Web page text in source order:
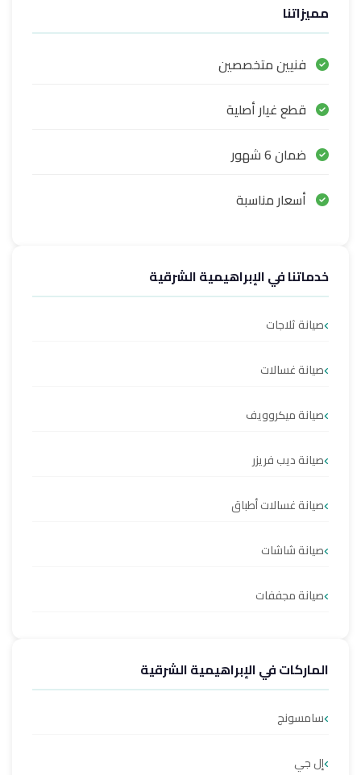
مميزاتنا
فنيين متخصصين
قطع غيار أصلية
ضمان 6 شهور
أسعار مناسبة
خدماتنا في الإبراهيمية الشرقية
صيانة ثلاجات
صيانة غسالات
صيانة ميكروويف
صيانة ديب فريزر
صيانة غسالات أطباق
صيانة شاشات
صيانة مجففات
الماركات في الإبراهيمية الشرقية
سامسونج
إل جي